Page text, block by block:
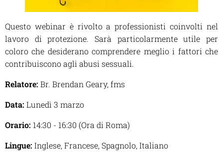
Questo webinar è rivolto a professionisti coinvolti nel
lavoro di protezione. Sarà particolarmente utile per
coloro che desiderano comprendere meglio i fattori che
contribuiscono agli abusi sessuali.
Relatore: Br. Brendan Geary, fms
Data: Lunedì 3 marzo
Orario: 14:30 - 16:30 (Ora di Roma)
Lingue: Inglese, Francese, Spagnolo, Italiano